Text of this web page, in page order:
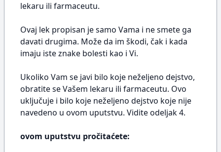
lekaru ili farmaceutu.
Ovaj lek propisan je samo Vama i ne smete ga
davati drugima. Može da im škodi, čak i kada
imaju iste znake bolesti kao i Vi.
Ukoliko Vam se javi bilo koje neželjeno dejstvo,
obratite se Vašem lekaru ili farmaceutu. Ovo
uključuje i bilo koje neželjeno dejstvo koje nije
navedeno u ovom uputstvu. Vidite odeljak 4.
ovom uputstvu pročitaćete: